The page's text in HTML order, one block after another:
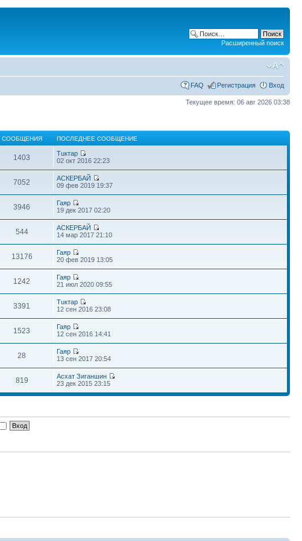
Расширенный поиск
FAQ Регистрация Вход
Текущее время: 06 авг 2026 03:38
СООБЩЕНИЯ ПОСЛЕДНЕЕ СООБЩЕНИЕ
1403
Тuктар
02 окт 2016 22:23
7052
АСКЕРБАЙ
09 фев 2019 19:37
3946
Гаяр
19 дек 2017 02:20
544
АСКЕРБАЙ
14 мар 2017 21:10
13176
Гаяр
20 фев 2019 13:05
1242
Гаяр
21 июл 2020 09:55
3391
Тuктар
12 сен 2016 23:08
1523
Гаяр
12 сен 2016 14:41
28
Гаяр
13 сен 2017 20:54
819
Асхат Зиганшин
23 дек 2015 23:15